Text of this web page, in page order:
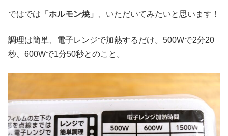
ではでは 「ホルモン焼」 、いただいてみたいと思います！
調理は簡単、電子レンジで加熱するだけ。500Wで2分20
秒、600Wで1分50秒とのこと。